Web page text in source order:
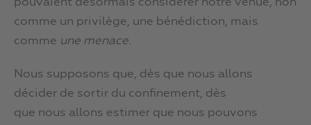
comme un privilège, une bénédiction, mais
comme une menace.
Nous supposons que, dès que nous allons
décider de sortir du confinement, dès
que nous allons estimer que nous pouvons